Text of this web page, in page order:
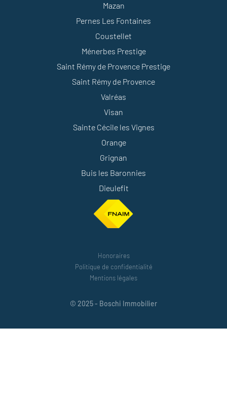
Mazan
Pernes Les Fontaines
Coustellet
Ménerbes Prestige
Saint Rémy de Provence Prestige
Saint Rémy de Provence
Valréas
Visan
Sainte Cécile les Vignes
Orange
Grignan
Buis les Baronnies
Dieulefit
Honoraires
Politique de confidentialité
Mentions légales
© 2025 - Boschi Immobilier